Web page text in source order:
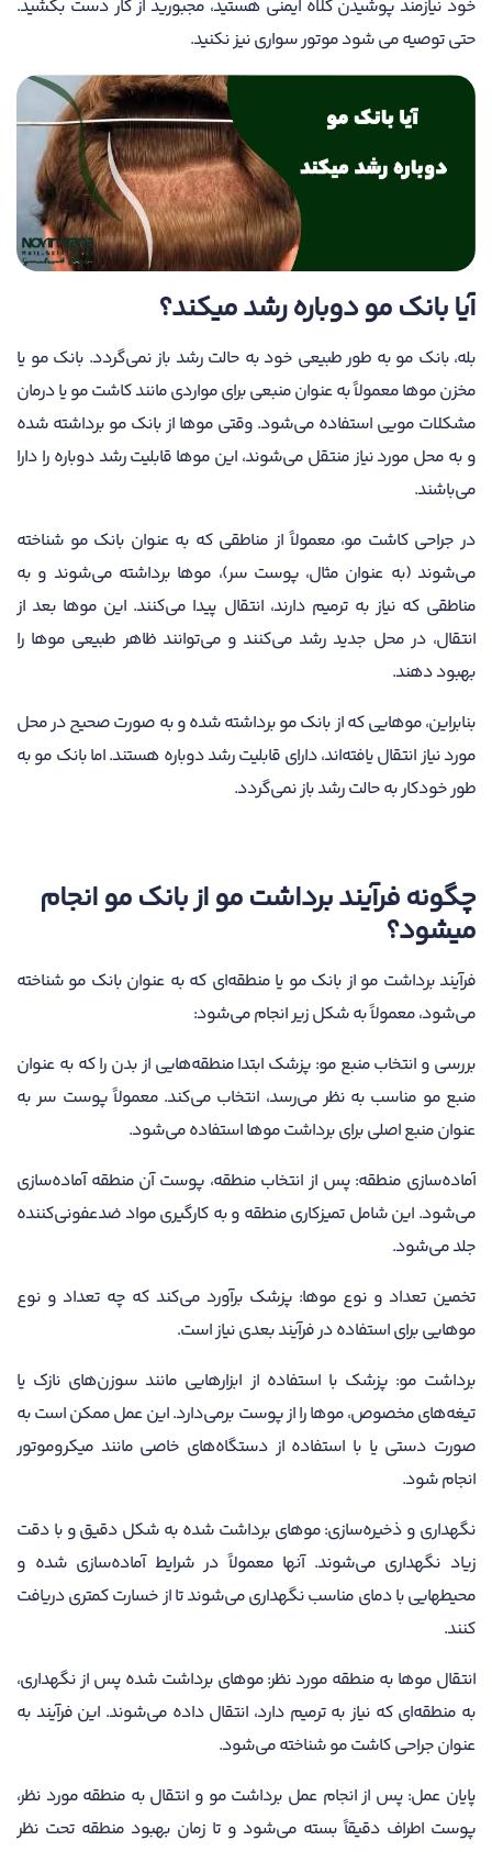
خود نیازمند پوشیدن کلاه ایمنی هستید، مجبورید از کار دست بکشید.
حتی توصیه می شود موتور سواری نیز نکنید.
آیا بانک مو دوباره رشد میکند؟
بله، بانک مو به طور طبیعی خود به حالت رشد باز نمی‌گردد. بانک مو یا
مخزن موها معمولاً به عنوان منبعی برای مواردی مانند کاشت مو یا درمان
مشکلات مویی استفاده می‌شود. وقتی موها از بانک مو برداشته شده
و به محل مورد نیاز منتقل می‌شوند، این موها قابلیت رشد دوباره را دارا
می‌باشند.
در جراحی کاشت مو، معمولاً از مناطقی که به عنوان بانک مو شناخته
می‌شوند (به عنوان مثال، پوست سر)، موها برداشته می‌شوند و به
مناطقی که نیاز به ترمیم دارند، انتقال پیدا می‌کنند. این موها بعد از
انتقال، در محل جدید رشد می‌کنند و می‌توانند ظاهر طبیعی موها را
بهبود دهند.
بنابراین، موهایی که از بانک مو برداشته شده و به صورت صحیح در محل
مورد نیاز انتقال یافته‌اند، دارای قابلیت رشد دوباره هستند. اما بانک مو به
طور خودکار به حالت رشد باز نمی‌گردد.
چگونه فرآیند برداشت مو از بانک مو انجام
میشود؟
فرآیند برداشت مو از بانک مو یا منطقه‌ای که به عنوان بانک مو شناخته
می‌شود، معمولاً به شکل زیر انجام می‌شود:
بررسی و انتخاب منبع مو: پزشک ابتدا منطقه‌هایی از بدن را که به عنوان
منبع مو مناسب به نظر می‌رسد، انتخاب می‌کند. معمولاً پوست سر به
عنوان منبع اصلی برای برداشت موها استفاده می‌شود.
آماده‌سازی منطقه: پس از انتخاب منطقه، پوست آن منطقه آماده‌سازی
می‌شود. این شامل تمیزکاری منطقه و به کارگیری مواد ضدعفونی‌کننده
جلد می‌شود.
تخمین تعداد و نوع موها: پزشک برآورد می‌کند که چه تعداد و نوع
موهایی برای استفاده در فرآیند بعدی نیاز است.
برداشت مو: پزشک با استفاده از ابزارهایی مانند سوزن‌های نازک یا
تیغه‌های مخصوص، موها را از پوست برمی‌دارد. این عمل ممکن است به
صورت دستی یا با استفاده از دستگاه‌های خاصی مانند میکروموتور
انجام شود.
نگهداری و ذخیره‌سازی: موهای برداشت شده به شکل دقیق و با دقت
زیاد نگهداری می‌شوند. آنها معمولاً در شرایط آماده‌سازی شده و
محیطهایی با دمای مناسب نگهداری می‌شوند تا از خسارت کمتری دریافت
کنند.
انتقال موها به منطقه مورد نظر: موهای برداشت شده پس از نگهداری،
به منطقه‌ای که نیاز به ترمیم دارد، انتقال داده می‌شوند. این فرآیند به
عنوان جراحی کاشت مو شناخته می‌شود.
پایان عمل: پس از انجام عمل برداشت مو و انتقال به منطقه مورد نظر،
پوست اطراف دقیقاً بسته می‌شود و تا زمان بهبود منطقه تحت نظر